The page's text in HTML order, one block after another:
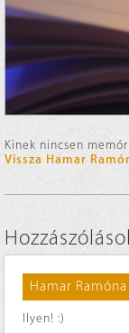
Kinek nincsen
Vissza Hamar
Hamar Ramóna
Ilyen! :)